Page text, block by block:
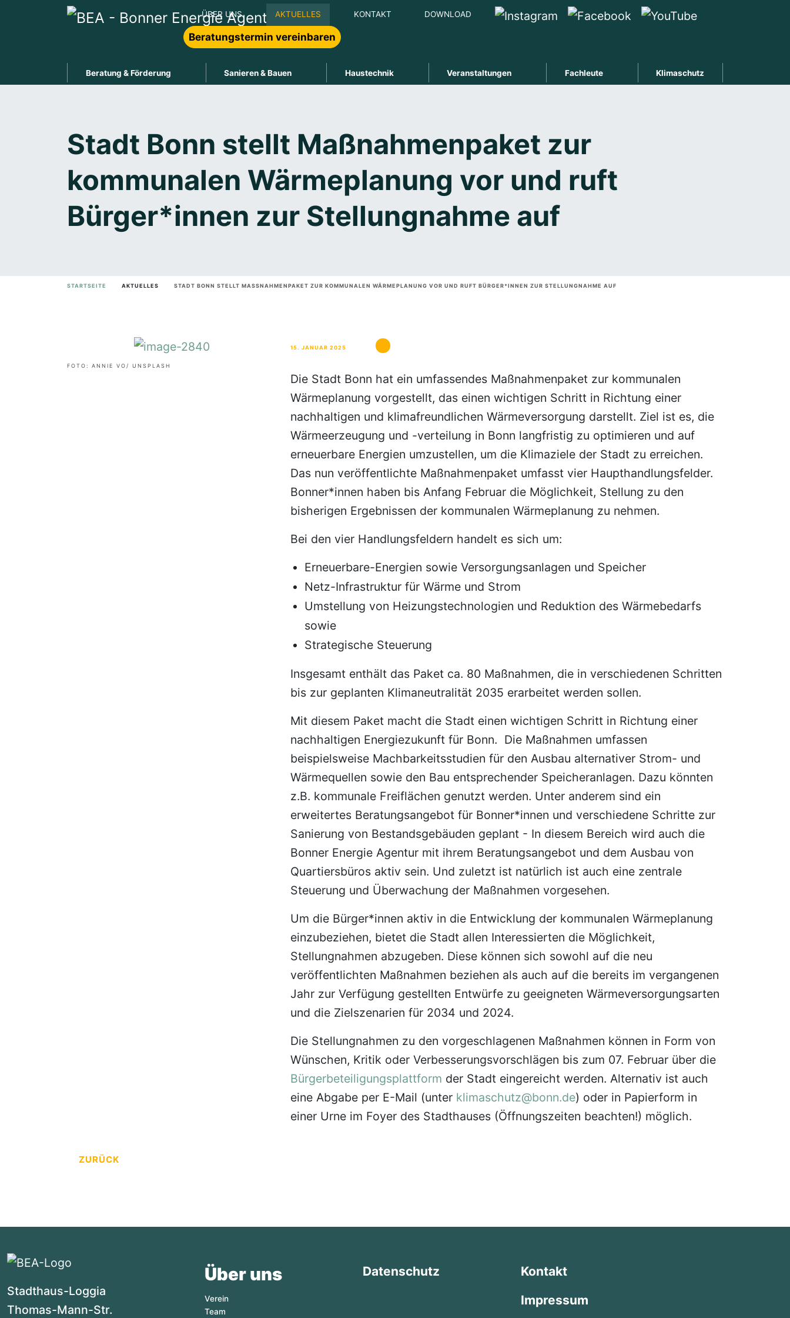
ÜBER UNS AKTUELLES KONTAKT DOWNLOAD
Beratungstermin vereinbaren
Beratung & Förderung Sanieren & Bauen Haustechnik Veranstaltungen Fachleute Klimaschutz
Stadt Bonn stellt Maßnahmenpaket zur
kommunalen Wärmeplanung vor und ruft
Bürger*innen zur Stellungnahme auf
STARTSEITE AKTUELLES STADT BONN STELLT MASSNAHMENPAKET ZUR KOMMUNALEN WÄRMEPLANUNG VOR UND RUFT BÜRGER*INNEN ZUR STELLUNGNAHME AUF
FOTO: ANNIE VO/ UNSPLASH
15. JANUAR 2025
Die Stadt Bonn hat ein umfassendes Maßnahmenpaket zur kommunalen
Wärmeplanung vorgestellt, das einen wichtigen Schritt in Richtung einer
nachhaltigen und klimafreundlichen Wärmeversorgung darstellt. Ziel ist es, die
Wärmeerzeugung und -verteilung in Bonn langfristig zu optimieren und auf
erneuerbare Energien umzustellen, um die Klimaziele der Stadt zu erreichen.
Das nun veröffentlichte Maßnahmenpaket umfasst vier Haupthandlungsfelder.
Bonner*innen haben bis Anfang Februar die Möglichkeit, Stellung zu den
bisherigen Ergebnissen der kommunalen Wärmeplanung zu nehmen.
Bei den vier Handlungsfeldern handelt es sich um:
Erneuerbare-Energien sowie Versorgungsanlagen und Speicher
Netz-Infrastruktur für Wärme und Strom
Umstellung von Heizungstechnologien und Reduktion des Wärmebedarfs
sowie
Strategische Steuerung
Insgesamt enthält das Paket ca. 80 Maßnahmen, die in verschiedenen Schritten
bis zur geplanten Klimaneutralität 2035 erarbeitet werden sollen.
Mit diesem Paket macht die Stadt einen wichtigen Schritt in Richtung einer
nachhaltigen Energiezukunft für Bonn. Die Maßnahmen umfassen
beispielsweise Machbarkeitsstudien für den Ausbau alternativer Strom- und
Wärmequellen sowie den Bau entsprechender Speicheranlagen. Dazu könnten
z.B. kommunale Freiflächen genutzt werden. Unter anderem sind ein
erweitertes Beratungsangebot für Bonner*innen und verschiedene Schritte zur
Sanierung von Bestandsgebäuden geplant - In diesem Bereich wird auch die
Bonner Energie Agentur mit ihrem Beratungsangebot und dem Ausbau von
Quartiersbüros aktiv sein. Und zuletzt ist natürlich ist auch eine zentrale
Steuerung und Überwachung der Maßnahmen vorgesehen.
Um die Bürger*innen aktiv in die Entwicklung der kommunalen Wärmeplanung
einzubeziehen, bietet die Stadt allen Interessierten die Möglichkeit,
Stellungnahmen abzugeben. Diese können sich sowohl auf die neu
veröffentlichten Maßnahmen beziehen als auch auf die bereits im vergangenen
Jahr zur Verfügung gestellten Entwürfe zu geeigneten Wärmeversorgungsarten
und die Zielszenarien für 2034 und 2024.
Die Stellungnahmen zu den vorgeschlagenen Maßnahmen können in Form von
Wünschen, Kritik oder Verbesserungsvorschlägen bis zum 07. Februar über die
Bürgerbeteiligungsplattform der Stadt eingereicht werden. Alternativ ist auch
eine Abgabe per E-Mail (unter klimaschutz@bonn.de) oder in Papierform in
einer Urne im Foyer des Stadthauses (Öffnungszeiten beachten!) möglich.
ZURÜCK
Stadthaus-Loggia
Thomas-Mann-Str.
Über uns
Verein
Team
Datenschutz
Kontakt
Impressum